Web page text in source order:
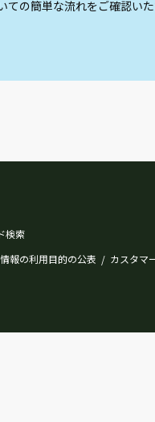
ての簡単な流れをご確認いた
検索
報の利用目的の公表 / カスタマ